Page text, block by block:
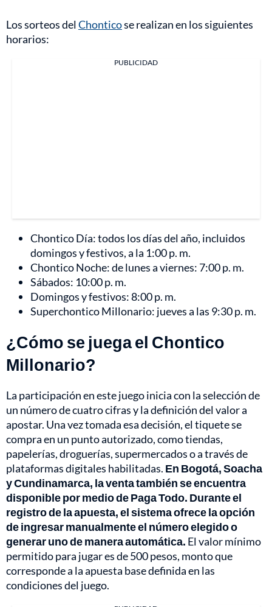
Los sorteos delChonticose realizan en los siguientes
horarios:
PUBLICIDAD
Chontico Día: todos los días del año, incluidos
domingos y festivos, a la 1:00 p. m.
Chontico Noche: de lunes a viernes: 7:00 p. m.
Sábados: 10:00 p. m.
Domingos y festivos: 8:00 p. m.
Superchontico Millonario: jueves a las 9:30 p. m.
¿Cómo se juega el Chontico
Millonario?
La participación en este juego inicia con la selección de
un número de cuatro cifras y la definición del valor a
apostar. Una vez tomada esa decisión, el tiquete se
compra en un punto autorizado, como tiendas,
papelerías, droguerías, supermercados o a través de
plataformas digitales habilitadas. En Bogotá, Soacha
y Cundinamarca, la venta también se encuentra
disponible por medio de Paga Todo. Durante el
registro de la apuesta, el sistema ofrece la opción
de ingresar manualmente el número elegido o
generar uno de manera automática. El valor mínimo
permitido para jugar es de 500 pesos, monto que
corresponde a la apuesta base definida en las
condiciones del juego.